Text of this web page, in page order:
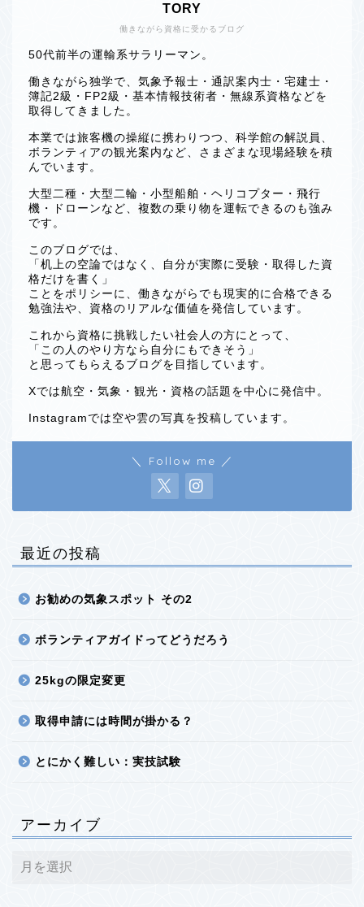
働きながら資格に受かるブログ
TORY
50代前半の運輸系サラリーマン。
働きながら独学で、気象予報士・通訳案内士・宅建士・
簿記2級・FP2級・基本情報技術者・無線系資格などを
取得してきました。
本業では旅客機の操縦に携わりつつ、科学館の解説員、
ボランティアの観光案内など、さまざまな現場経験を積
んでいます。
大型二種・大型二輪・小型船舶・ヘリコプター・飛行
機・ドローンなど、複数の乗り物を運転できるのも強み
です。
このブログでは、
「机上の空論ではなく、自分が実際に受験・取得した資
格だけを書く」
ことをポリシーに、働きながらでも現実的に合格できる
勉強法や、資格のリアルな価値を発信しています。
これから資格に挑戦したい社会人の方にとって、
「この人のやり方なら自分にもできそう」
と思ってもらえるブログを目指しています。
Xでは航空・気象・観光・資格の話題を中心に発信中。
Instagramでは空や雲の写真を投稿しています。
＼ Follow me ／
最近の投稿
お勧めの気象スポット その2
ボランティアガイドってどうだろう
25kgの限定変更
取得申請には時間が掛かる？
とにかく難しい：実技試験
アーカイブ